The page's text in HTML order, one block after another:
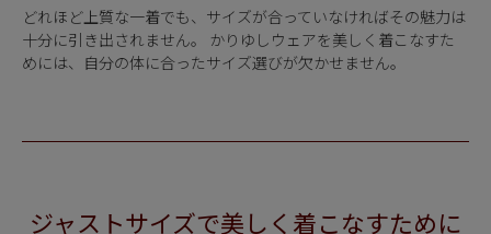
どれほど上質な一着でも、サイズが合っていなければその魅力は
十分に引き出されません。 かりゆしウェアを美しく着こなすた
めには、自分の体に合ったサイズ選びが欠かせません。
ジャストサイズで美しく着こなすために